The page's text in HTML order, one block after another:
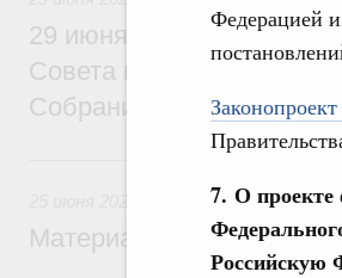
Федерацией
7. О проекте
Российскую
29 июня Михаил
Совета палаты Совета
Собрания
Материалы к заседанию